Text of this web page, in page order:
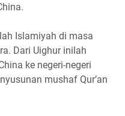
Islamiyah di masa
Dari Uighur inilah
ke negeri-negeri
mushaf Qur’an